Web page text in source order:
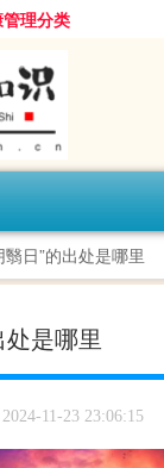
理分类
翳日”的出处是哪里
处是哪里
2024-11-23 23:06:15